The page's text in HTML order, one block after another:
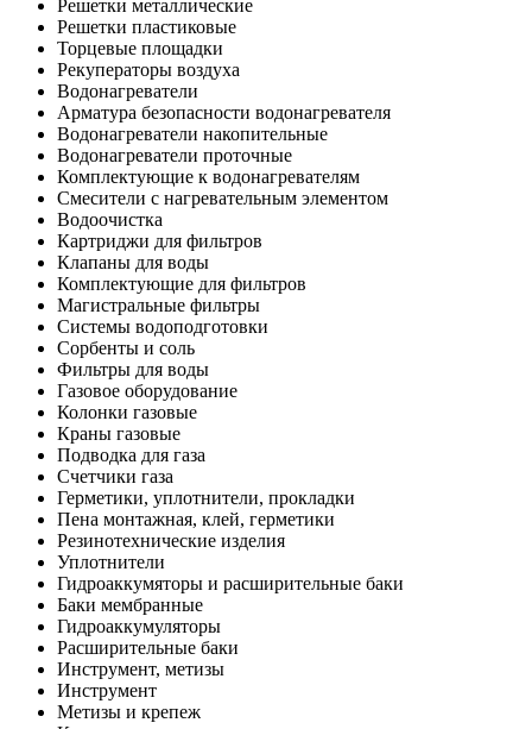
Решетки металлические
Решетки пластиковые
Торцевые площадки
Рекуператоры воздуха
Водонагреватели
Арматура безопасности водонагревателя
Водонагреватели накопительные
Водонагреватели проточные
Комплектующие к водонагревателям
Смесители с нагревательным элементом
Водоочистка
Картриджи для фильтров
Клапаны для воды
Комплектующие для фильтров
Магистральные фильтры
Системы водоподготовки
Сорбенты и соль
Фильтры для воды
Газовое оборудование
Колонки газовые
Краны газовые
Подводка для газа
Счетчики газа
Герметики, уплотнители, прокладки
Пена монтажная, клей, герметики
Резинотехнические изделия
Уплотнители
Гидроаккумяторы и расширительные баки
Баки мембранные
Гидроаккумуляторы
Расширительные баки
Инструмент, метизы
Инструмент
Метизы и крепеж